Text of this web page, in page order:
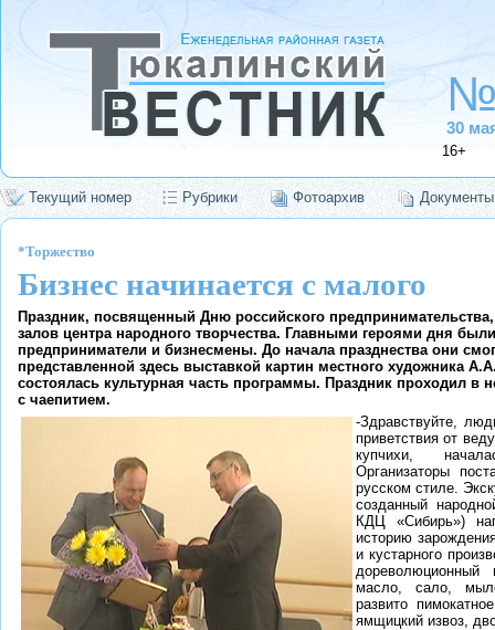
30
16+
Текущий номер Рубрики Фотоархив Документы
*Торжество
Бизнес начинается с малого
Праздник, посвященный Дню российского
залов центра народного творчества. Главными героями дня
предприниматели и бизнесмены. До начала празднества они
представленной здесь выставкой картин местного художника
состоялась культурная часть программы. Праздник проходил в
с чаепитием.
-Здравствуйте,
приветствия от
купчихи,
Организаторы
русском стиле.
созданный
КДЦ «Сибирь»)
историю
и кустарного
дореволюционный
масло, сало,
развито
ямщицкий извоз,